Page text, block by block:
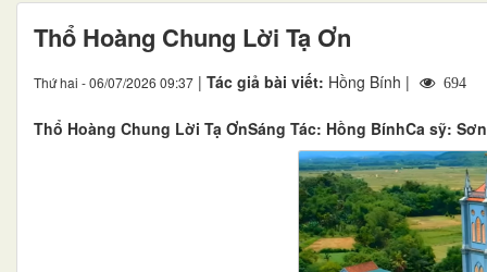
Thổ Hoàng Chung Lời Tạ Ơn
Thứ hai - 06/07/2026 09:37 | Tác giả bài viết: Hồng Bính | 694
Thổ Hoàng Chung Lời Tạ ƠnSáng Tác: Hồng BínhCa sỹ: